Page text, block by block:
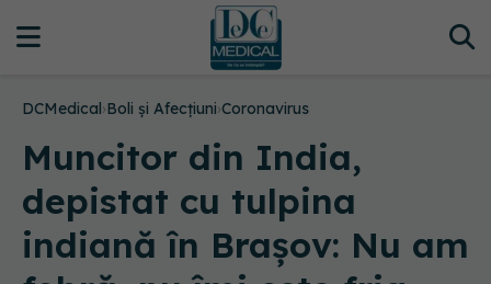
DCMedical›Boli și Afecțiuni›Coronavirus
Muncitor din India,
depistat cu tulpina
indiană în Brașov: Nu am